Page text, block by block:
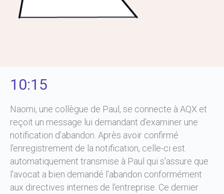
10:15
Naomi, une collègue de Paul, se connecte à AQX et
reçoit un message lui demandant d’examiner une
notification d’abandon. Après avoir confirmé
l'enregistrement de la notification, celle-ci est
automatiquement transmise à Paul qui s'assure que
l'avocat a bien demandé l'abandon conformément
aux directives internes de l'entreprise. Ce dernier